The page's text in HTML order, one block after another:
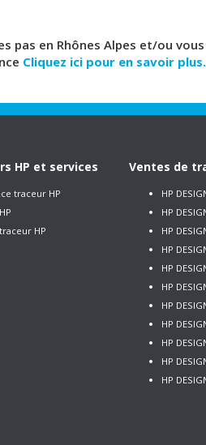
pas en Rhônes Alpes et/ou
Cliquez ici pour en savoir plus.
HP et services
traceur HP
HP
Ventes de
HP
HP
HP
HP
HP
HP
HP
HP
HP
HP
HP